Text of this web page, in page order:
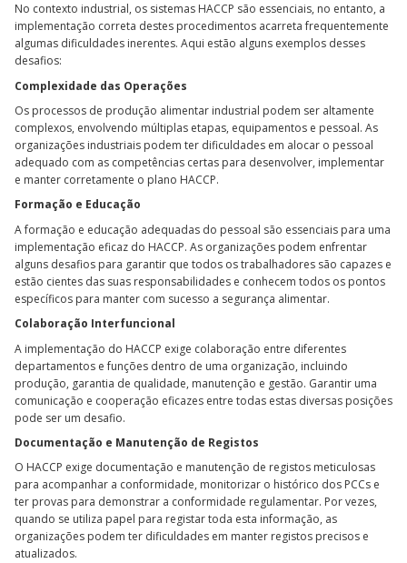
No contexto industrial, os sistemas HACCP são essenciais, no entanto, a
implementação correta destes procedimentos acarreta frequentemente
algumas dificuldades inerentes. Aqui estão alguns exemplos desses
desafios:
Complexidade das Operações
Os processos de produção alimentar industrial podem ser altamente
complexos, envolvendo múltiplas etapas, equipamentos e pessoal. As
organizações industriais podem ter dificuldades em alocar o pessoal
adequado com as competências certas para desenvolver, implementar
e manter corretamente o plano HACCP.
Formação e Educação
A formação e educação adequadas do pessoal são essenciais para uma
implementação eficaz do HACCP. As organizações podem enfrentar
alguns desafios para garantir que todos os trabalhadores são capazes e
estão cientes das suas responsabilidades e conhecem todos os pontos
específicos para manter com sucesso a segurança alimentar.
Colaboração Interfuncional
A implementação do HACCP exige colaboração entre diferentes
departamentos e funções dentro de uma organização, incluindo
produção, garantia de qualidade, manutenção e gestão. Garantir uma
comunicação e cooperação eficazes entre todas estas diversas posições
pode ser um desafio.
Documentação e Manutenção de Registos
O HACCP exige documentação e manutenção de registos meticulosas
para acompanhar a conformidade, monitorizar o histórico dos PCCs e
ter provas para demonstrar a conformidade regulamentar. Por vezes,
quando se utiliza papel para registar toda esta informação, as
organizações podem ter dificuldades em manter registos precisos e
atualizados.